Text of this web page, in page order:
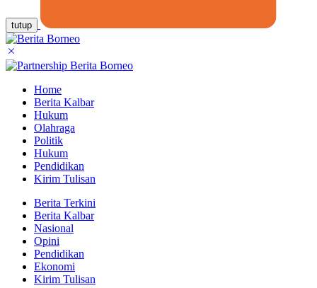
tutup
Home
Berita Kalbar
Hukum
Olahraga
Politik
Hukum
Pendidikan
Kirim Tulisan
Berita Terkini
Berita Kalbar
Nasional
Opini
Pendidikan
Ekonomi
Kirim Tulisan